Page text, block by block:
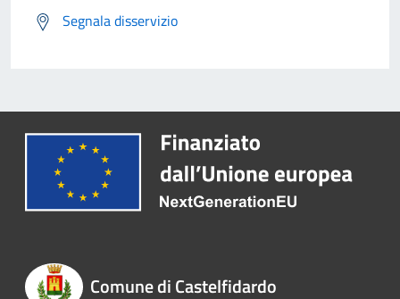
Segnala disservizio
Comune di Castelfidardo